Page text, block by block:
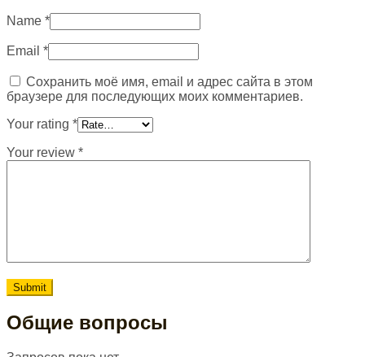
Name *
Email *
Сохранить моё имя, email и адрес сайта в этом
браузере для последующих моих комментариев.
Your rating *
Your review *
Общие вопросы